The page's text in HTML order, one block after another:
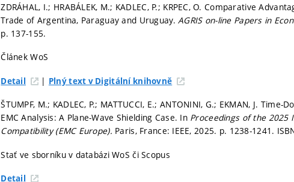
ZDRÁHAL, I.; HRABÁLEK, M.; KADLEC, P.; KRPEC, O. Comparative
Trade of Argentina, Paraguay and Uruguay.AGRIS on-line Papers in
p. 137-155.
Článek WoS
Detail | Plný text v Digitální knihovně
ŠTUMPF, M.; KADLEC, P.; MATTUCCI, E.; ANTONINI, G.; EKMAN, J.
EMC Analysis: A Plane-Wave Shielding Case. In Proceedings of the 2025
Compatibility (EMC Europe). Paris, France: IEEE, 2025. p. 1238-1241.
Stať ve sborníku v databázi WoS či Scopus
Detail